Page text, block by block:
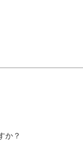
か？